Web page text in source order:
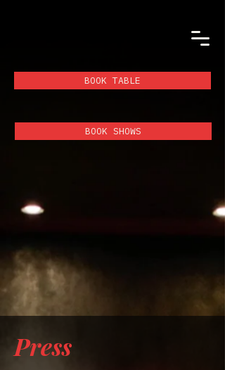
BOOK TABLE
BOOK SHOWS
Press